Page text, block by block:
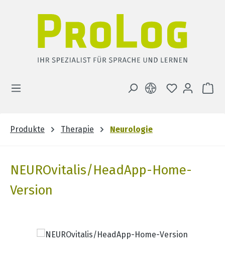
DU HAST 0
Produkte Therapie Neurologie
NEUROvitalis/HeadApp-Home-
Version
Bildergalerie überspringen